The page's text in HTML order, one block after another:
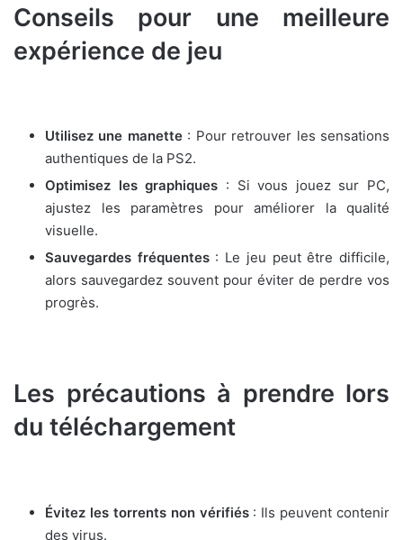
Conseils pour une meilleure
expérience de jeu
Utilisez une manette: Pour retrouver les sensations
authentiques de la PS2.
Optimisez les graphiques : Si vous jouez sur PC,
ajustez les paramètres pour améliorer la qualité
visuelle.
Sauvegardes fréquentes: Le jeu peut être difficile,
alors sauvegardez souvent pour éviter de perdre vos
progrès.
Les précautions à prendre lors
du téléchargement
Évitez les torrents non vérifiés: Ils peuvent contenir
des virus.